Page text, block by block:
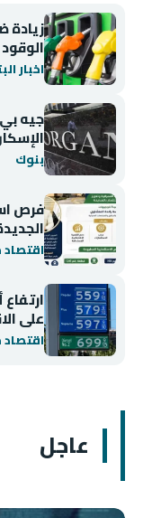
زيادة
الوقود
اخبار
بنوك
فرص
على
عاجل